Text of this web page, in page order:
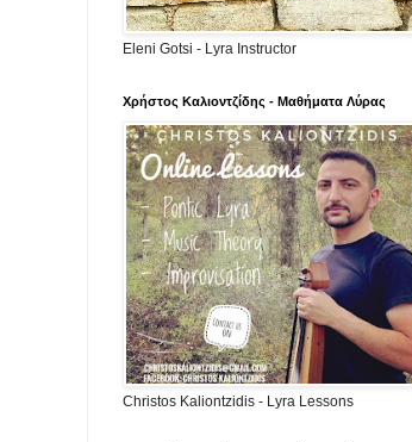
Eleni Gotsi - Lyra Instructor
Χρήστος Καλιοντζίδης - Μαθήματα Λύρας
Christos Kaliontzidis - Lyra Lessons